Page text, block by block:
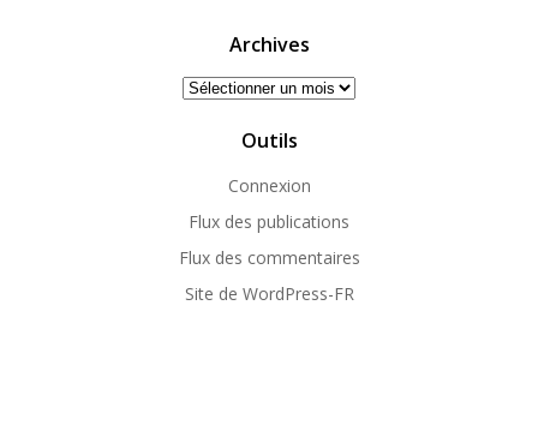
Archives
Archives
Outils
Connexion
Flux des publications
Flux des commentaires
Site de WordPress-FR